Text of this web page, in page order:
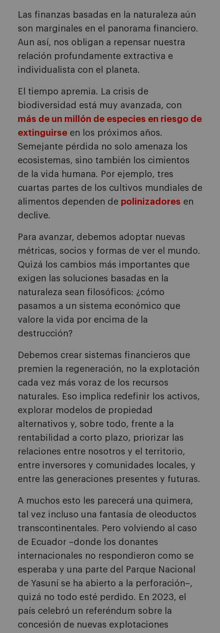
Las finanzas basadas en la naturaleza aún
son marginales en el panorama financiero.
Aun así, nos obligan a repensar nuestra
relación profundamente extractiva e
individualista con el planeta.
El tiempo apremia. La crisis de
biodiversidad está muy avanzada, con
más de un millón de especies en riesgo de
extinguirse en los próximos años.
Semejante pérdida no solo amenaza los
ecosistemas, sino también los cimientos
de la vida humana. Por ejemplo, tres
cuartas partes de los cultivos mundiales de
alimentos dependen de polinizadores en
declive.
Para avanzar, debemos adoptar nuevas
métricas, socios y formas de ver el mundo.
Quizá los cambios más importantes que
exigen las soluciones basadas en la
naturaleza sean filosóficos: ¿cómo
pasamos a un sistema económico que
valore la vida por encima de la
destrucción?
Debemos crear sistemas financieros que
premien la regeneración, no la explotación
cada vez más voraz de los recursos
naturales. Eso implica redefinir los activos,
explorar modelos de propiedad
alternativos y, sobre todo, frente a la
rentabilidad a corto plazo, priorizar las
relaciones entre nosotros y el territorio,
entre inversores y comunidades locales, y
entre las generaciones presentes y futuras.
A muchos esto les parecerá una quimera,
tal vez incluso una fantasía de oleoductos
transcontinentales. Pero volviendo al caso
de Ecuador –donde los donantes
internacionales no respondieron como se
esperaba y una parte del Parque Nacional
de Yasuní se ha abierto a la perforación–,
quizá no todo esté perdido. En 2023, el
país celebró un referéndum sobre la
concesión de nuevas explotaciones